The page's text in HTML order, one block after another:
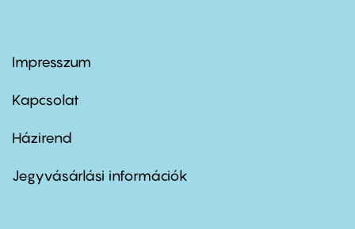
Footer
first
Impresszum
Kapcsolat
Footer
second
Házirend
Jegyvásárlási információk